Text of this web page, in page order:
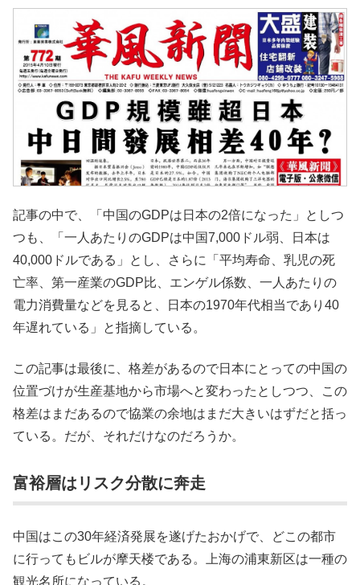
記事の中で、「中国のGDPは日本の2倍になった」としつ
つも、「一人あたりのGDPは中国7,000ドル弱、日本は
40,000ドルである」とし、さらに「平均寿命、乳児の死
亡率、第一産業のGDP比、エンゲル係数、一人あたりの
電力消費量などを見ると、日本の1970年代相当であり40
年遅れている」と指摘している。
この記事は最後に、格差があるので日本にとっての中国の
位置づけが生産基地から市場へと変わったとしつつ、この
格差はまだあるので協業の余地はまだ大きいはずだと括っ
ている。だが、それだけなのだろうか。
富裕層はリスク分散に奔走
中国はこの30年経済発展を遂げたおかげで、どこの都市
に行ってもビルが摩天楼である。上海の浦東新区は一種の
観光名所になっている。